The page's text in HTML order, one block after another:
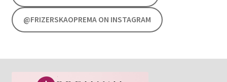
@FRIZERSKAOPREMA ON INSTAGRAM